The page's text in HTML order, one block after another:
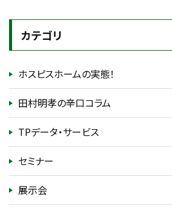
カテゴリ
ホスピスホームの実態！
田村明孝の辛口コラム
TPデータ・サービス
セミナー
展示会